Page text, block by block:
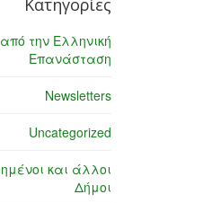
Κατηγορίες
την Ελληνική
Επανάσταση
Newsletters
Uncategorized
και άλλοι
Δήμοι